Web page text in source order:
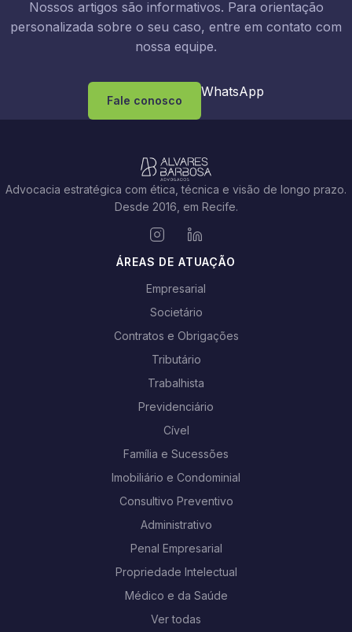
Nossos artigos são informativos. Para orientação
personalizada sobre o seu caso, entre em contato com
nossa equipe.
Fale conosco
WhatsApp
Advocacia estratégica com ética, técnica e visão de longo prazo.
Desde 2016, em Recife.
ÁREAS DE ATUAÇÃO
Empresarial
Societário
Contratos e Obrigações
Tributário
Trabalhista
Previdenciário
Cível
Família e Sucessões
Imobiliário e Condominial
Consultivo Preventivo
Administrativo
Penal Empresarial
Propriedade Intelectual
Médico e da Saúde
Ver todas